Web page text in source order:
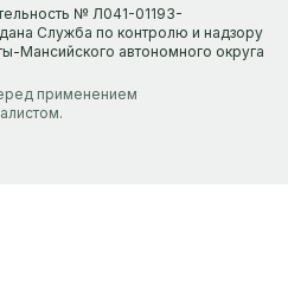
№ Л041-01193-
Служба по контролю и надзору
Мансийского автономного округа
применением